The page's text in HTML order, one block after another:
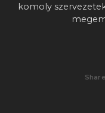
komoly
Share